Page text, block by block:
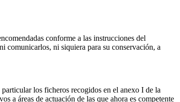
conforme a las instrucciones del
comunicarlos, ni siquiera para su conservación, a
los ficheros recogidos en el anexo I de la
a áreas de actuación de las que ahora es competente